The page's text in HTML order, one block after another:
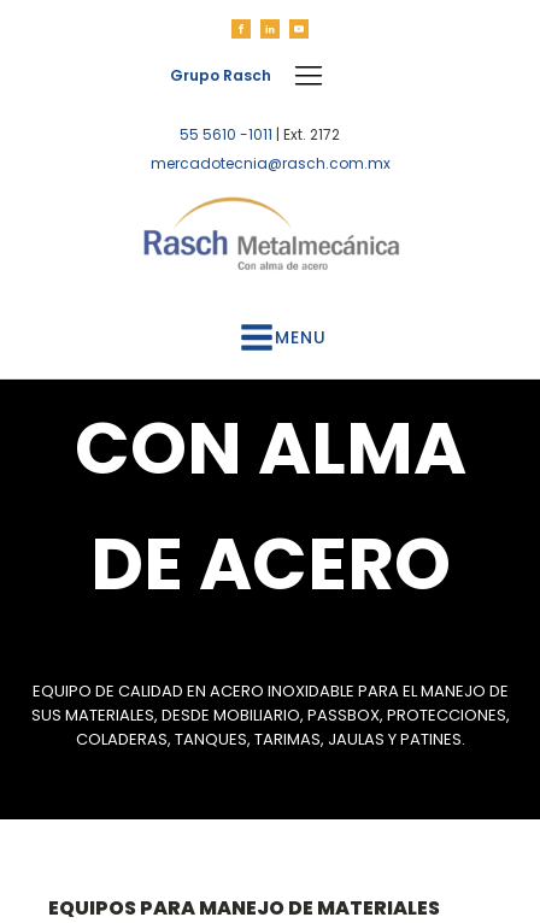
Grupo Rasch
55 5610 -1011 | Ext. 2172
mercadotecnia@rasch.com.mx
MENU
CON ALMA
DE ACERO
EQUIPO DE CALIDAD EN ACERO INOXIDABLE PARA EL MANEJO DE
SUS MATERIALES, DESDE MOBILIARIO, PASSBOX, PROTECCIONES,
COLADERAS, TANQUES, TARIMAS, JAULAS Y PATINES.
EQUIPOS PARA MANEJO DE MATERIALES